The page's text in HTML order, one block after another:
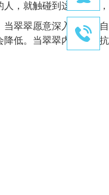
人，就触碰到这个按钮
翠愿意深入的探索自
降低。当翠翠内心不再